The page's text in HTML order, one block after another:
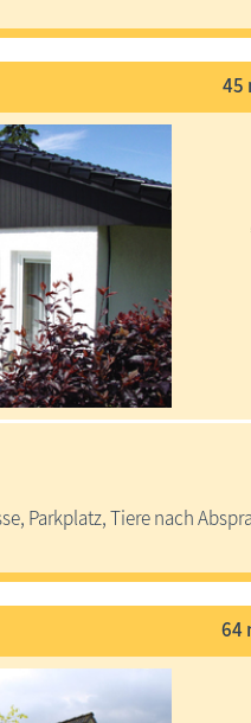
45
Parkplatz, Tiere nach
64